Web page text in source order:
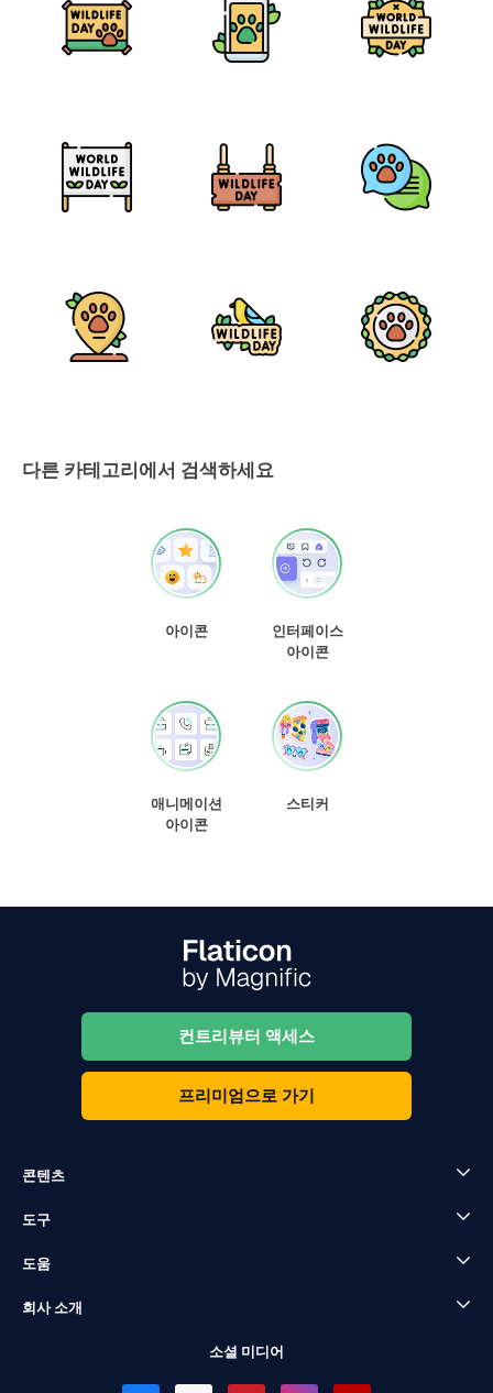
다른 카테고리에서 검색하세요
아이콘
인터페이스
아이콘
애니메이션
아이콘
스티커
컨트리뷰터 액세스
프리미엄으로 가기
콘텐츠
도구
도움
회사 소개
소셜 미디어